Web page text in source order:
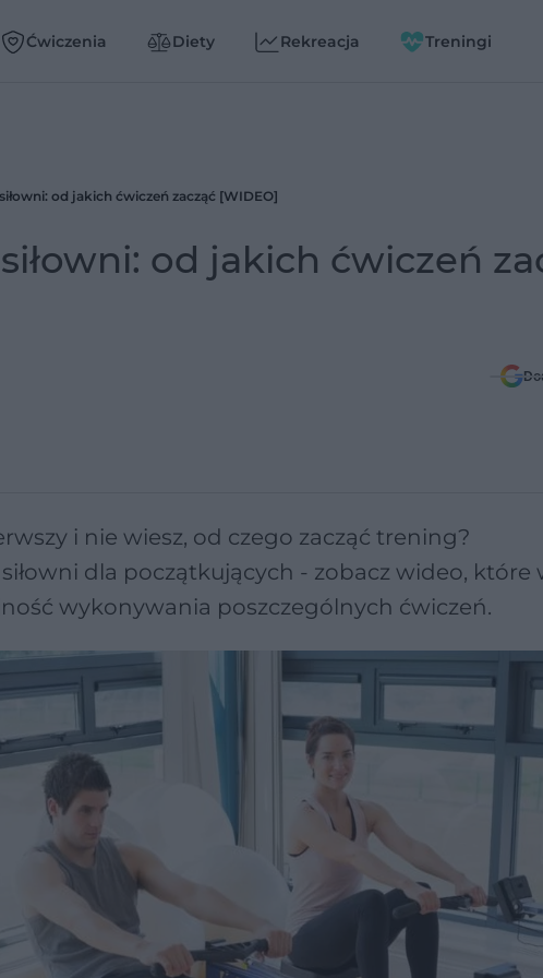
Ćwiczenia Diety Rekreacja Treningi
od jakich ćwiczeń zacząć [WIDEO]
od jakich ćwiczeń
i nie wiesz, od czego zacząć trening?
dla początkujących - zobacz wideo, które
wykonywania poszczególnych ćwiczeń.